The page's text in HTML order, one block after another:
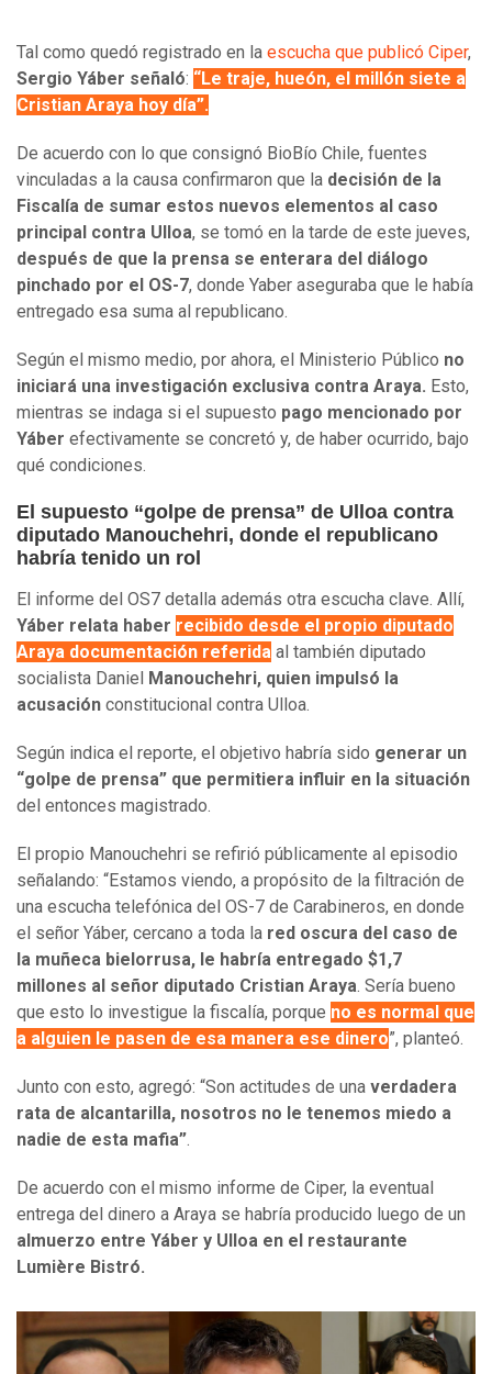
Tal como quedó registrado en la escucha que publicó Ciper,
Sergio Yáber señaló: “Le traje, hueón, el millón siete a
Cristian Araya hoy día”.
De acuerdo con lo que consignó BioBío Chile, fuentes
vinculadas a la causa confirmaron que la decisión de la
Fiscalía de sumar estos nuevos elementos al caso
principal contra Ulloa, se tomó en la tarde de este jueves,
después de que la prensa se enterara del diálogo
pinchado por el OS-7, donde Yaber aseguraba que le había
entregado esa suma al republicano.
Según el mismo medio, por ahora, el Ministerio Público no
iniciará una investigación exclusiva contra Araya. Esto,
mientras se indaga si el supuesto pago mencionado por
Yáber efectivamente se concretó y, de haber ocurrido, bajo
qué condiciones.
El supuesto “golpe de prensa” de Ulloa contra
diputado Manouchehri, donde el republicano
habría tenido un rol
El informe del OS7 detalla además otra escucha clave. Allí,
Yáber relata haber recibido desde el propio diputado
Araya documentación referida al también diputado
socialista Daniel
Manouchehri, quien impulsó la
acusación constitucional contra Ulloa.
Según indica el reporte, el objetivo habría sido generar un
“golpe de prensa” que permitiera influir en la situación
del entonces magistrado.
El propio Manouchehri se refirió públicamente al episodio
señalando: “Estamos viendo, a propósito de la filtración de
una escucha telefónica del OS-7 de Carabineros, en donde
el señor Yáber, cercano a toda la red oscura del caso de
la muñeca bielorrusa, le habría entregado $1,7
millones al señor diputado Cristian Araya. Sería bueno
que esto lo investigue la fiscalía, porque no es normal que
a alguien le pasen de esa manera ese dinero”, planteó.
Junto con esto, agregó: “Son actitudes de una verdadera
rata de alcantarilla, nosotros no le tenemos miedo a
nadie de esta mafia”.
De acuerdo con el mismo informe de Ciper, la eventual
entrega del dinero a Araya se habría producido luego de un
almuerzo entre Yáber y Ulloa en el restaurante
Lumière Bistró.